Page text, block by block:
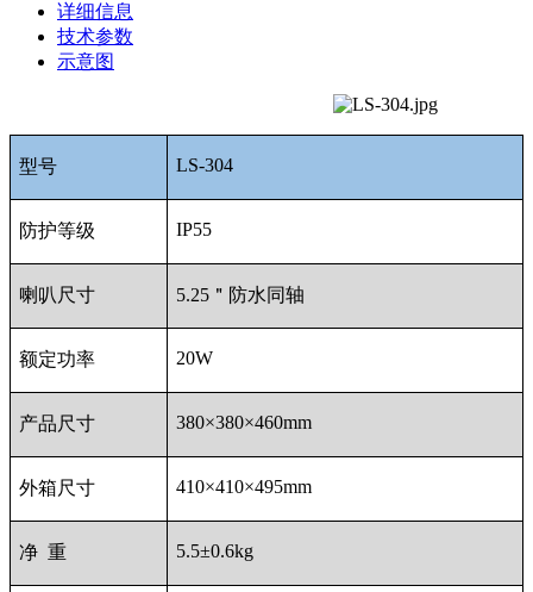
详细信息
技术参数
示意图
型号 LS-304
防护等级 IP55
喇叭尺寸 5.25 ＂防水同轴
额定功率 20W
产品尺寸 380×380×460mm
外箱尺寸 410×410×495mm
净 重 5.5±0.6kg